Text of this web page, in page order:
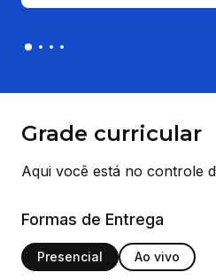
Grade curricular
Aqui você está no controle
Formas de Entrega
Presencial Ao vivo